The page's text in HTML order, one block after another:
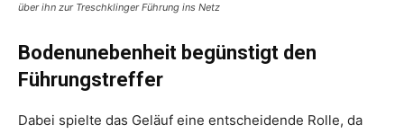
über ihn zur Treschklinger Führung ins Netz
Bodenunebenheit begünstigt den
Führungstreffer
Dabei spielte das Geläuf eine entscheidende Rolle, da